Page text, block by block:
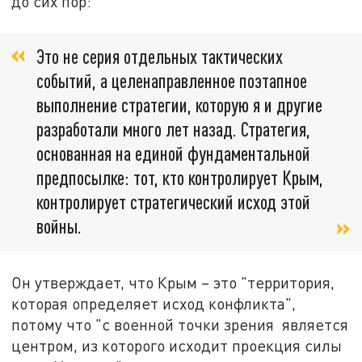
Это не серия отдельных тактических
событий, а целенаправленное поэтапное
выполнение стратегии, которую я и другие
разработали много лет назад. Стратегия,
основанная на единой фундаментальной
предпосылке: тот, кто контролирует Крым,
контролирует стратегический исход этой
войны.
Он утверждает, что Крым – это "территория,
которая определяет исход конфликта",
потому что "с военной точки зрения является
центром, из которого исходит проекция силы